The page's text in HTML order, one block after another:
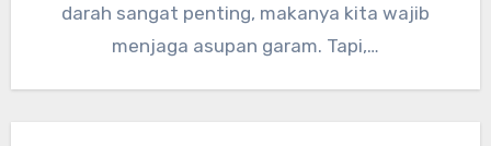
darah sangat penting, makanya kita wajib
menjaga asupan garam. Tapi,…